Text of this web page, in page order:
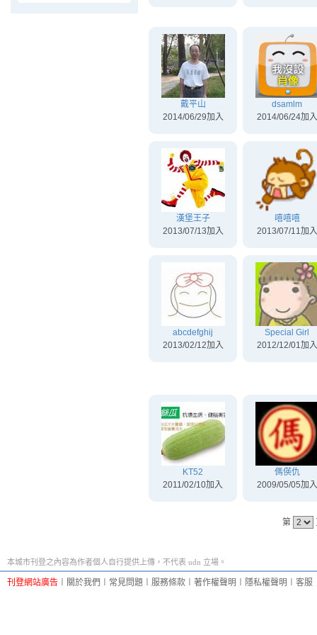
戴平山
2014/06/29加入
dsamlm
2014/06/24加入
漢堡王子
2013/07/13加入
嘻嘻嘻
2013/07/11加入
abcdefghij
2013/02/12加入
Special Girl
2012/12/01加入
KT52
2011/02/10加入
傌偀仇
2009/05/05加入
第
本城市刊登之內容為作者個人自行提供上傳，不代表 udn 立場。
刊登網站廣告 關於我們 常見問題 服務條款 著作權聲明 隱私權聲明 客服